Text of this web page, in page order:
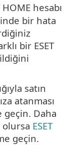
hesabı
bir hata
bir ESET
satın
atanması
geçin. Daha
olursa ESET
geçin.